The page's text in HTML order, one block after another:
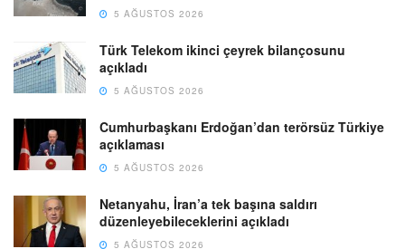
5 AĞUSTOS 2026
Türk Telekom ikinci çeyrek bilançosunu
açıkladı
5 AĞUSTOS 2026
Cumhurbaşkanı Erdoğan’dan terörsüz Türkiye
açıklaması
5 AĞUSTOS 2026
Netanyahu, İran’a tek başına saldırı
düzenleyebileceklerini açıkladı
5 AĞUSTOS 2026